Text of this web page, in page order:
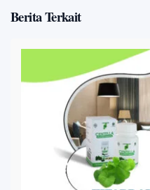
Berita Terkait